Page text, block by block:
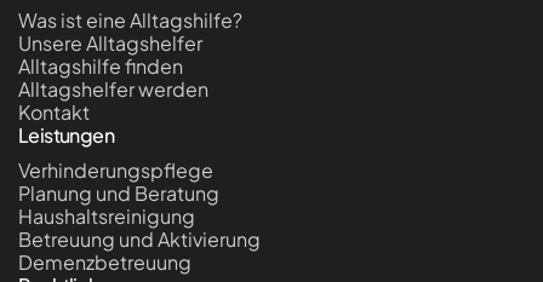
Was ist eine Alltagshilfe?
Unsere Alltagshelfer
Alltagshilfe finden
Alltagshelfer werden
Kontakt
Leistungen
Verhinderungspflege
Planung und Beratung
Haushaltsreinigung
Betreuung und Aktivierung
Demenzbetreuung